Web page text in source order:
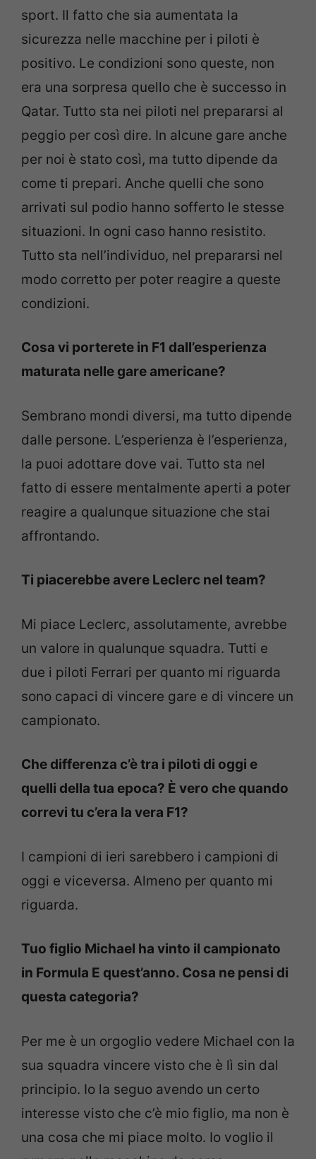
sport. Il fatto che sia aumentata la
sicurezza nelle macchine per i piloti è
positivo. Le condizioni sono queste, non
era una sorpresa quello che è successo in
Qatar. Tutto sta nei piloti nel prepararsi al
peggio per così dire. In alcune gare anche
per noi è stato così, ma tutto dipende da
come ti prepari. Anche quelli che sono
arrivati sul podio hanno sofferto le stesse
situazioni. In ogni caso hanno resistito.
Tutto sta nell’individuo, nel prepararsi nel
modo corretto per poter reagire a queste
condizioni.
Cosa vi porterete in F1 dall’esperienza
maturata nelle gare americane?
Sembrano mondi diversi, ma tutto dipende
dalle persone. L’esperienza è l’esperienza,
la puoi adottare dove vai. Tutto sta nel
fatto di essere mentalmente aperti a poter
reagire a qualunque situazione che stai
affrontando.
Ti piacerebbe avere Leclerc nel team?
Mi piace Leclerc, assolutamente, avrebbe
un valore in qualunque squadra. Tutti e
due i piloti Ferrari per quanto mi riguarda
sono capaci di vincere gare e di vincere un
campionato.
Che differenza c’è tra i piloti di oggi e
quelli della tua epoca? È vero che quando
correvi tu c’era la vera F1?
I campioni di ieri sarebbero i campioni di
oggi e viceversa. Almeno per quanto mi
riguarda.
Tuo figlio Michael ha vinto il campionato
in Formula E quest’anno. Cosa ne pensi di
questa categoria?
Per me è un orgoglio vedere Michael con la
sua squadra vincere visto che è lì sin dal
principio. Io la seguo avendo un certo
interesse visto che c’è mio figlio, ma non è
una cosa che mi piace molto. Io voglio il